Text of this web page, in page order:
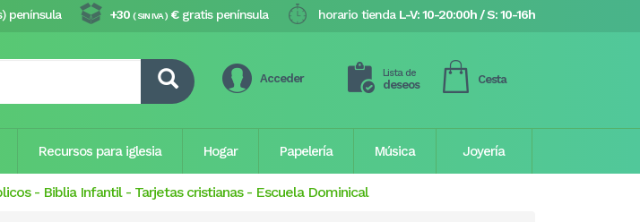
horario tienda L-V: 10-20:00h / S: 10-16h
+30 ( SIN IVA ) €gratis península
península
Acceder Lista de
deseos Cesta
Recursos para iglesia Hogar Papelería Música Joyería
- Biblia Infantil- Tarjetas cristianas - Escuela Dominical